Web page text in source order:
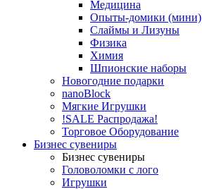
Медицина
Опыты-домики (мини)
Слаймы и Лизуны
Физика
Химия
Шпионские наборы
Новогодние подарки
nanoBlock
Мягкие Игрушки
!SALE Распродажа!
Торговое Оборудование
Бизнес сувениры
Бизнес сувениры
Головоломки с лого
Игрушки